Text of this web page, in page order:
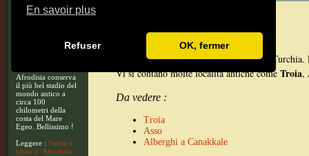
En savoir plus
Refuser OK, fermer
Afrodisia conserva
il più bel stadio del
mondo antico a
circa 100
chilometri della
costa del Mare
Egeo. Bellissimo !
Leggere : Storia e
visite d 'Afrodisia
Troadeè situata al Nord-ovest della Turchia.
Vi si contano molte località antiche come Troia,
Da vedere :
Troia
Asso
Alberghi a Canakkale